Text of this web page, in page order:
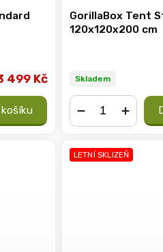
499 Kč
GorillaBox Tent
120x120x200 cm
Skladem
LETNÍ SKLIZEŇ